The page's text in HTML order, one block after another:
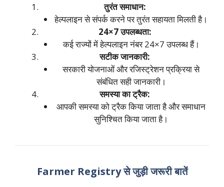
तुरंत समाधान:
हेल्पलाइन से संपर्क करने पर तुरंत सहायता मिलती है।
24×7 उपलब्धता:
कई राज्यों में हेल्पलाइन नंबर 24×7 उपलब्ध हैं।
सटीक जानकारी:
सरकारी योजनाओं और रजिस्ट्रेशन प्रक्रिया से
संबंधित सही जानकारी।
समस्या का ट्रैक:
आपकी समस्या को ट्रैक किया जाता है और समाधान
सुनिश्चित किया जाता है।
Farmer Registry से जुड़ी जरूरी बातें